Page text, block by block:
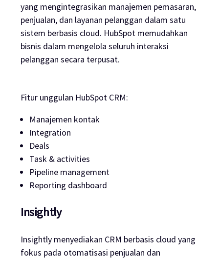
yang mengintegrasikan manajemen pemasaran,
penjualan, dan layanan pelanggan dalam satu
sistem berbasis cloud. HubSpot memudahkan
bisnis dalam mengelola seluruh interaksi
pelanggan secara terpusat.
Fitur unggulan HubSpot CRM:
Manajemen kontak
Integration
Deals
Task & activities
Pipeline management
Reporting dashboard
Insightly
Insightly menyediakan CRM berbasis cloud yang
fokus pada otomatisasi penjualan dan